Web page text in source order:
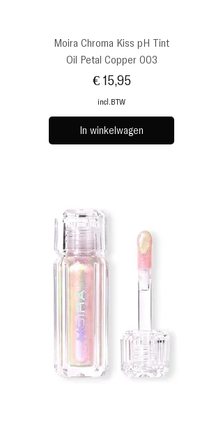
Moira Chroma Kiss pH Tint
Oil Petal Copper 003
Prijs
€ 15,95
incl.BTW
In winkelwagen